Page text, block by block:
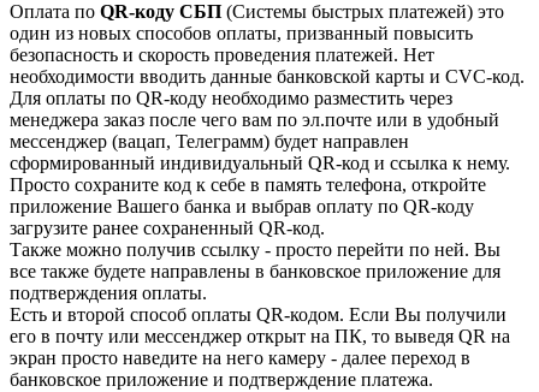
Оплата по QR-коду СБП (Системы быстрых платежей) это
один из новых способов оплаты, призванный повысить
безопасность и скорость проведения платежей. Нет
необходимости вводить данные банковской карты и CVC-код.
Для оплаты по QR-коду необходимо разместить через
менеджера заказ после чего вам по эл.почте или в удобный
мессенджер (вацап, Телеграмм) будет направлен
сформированный индивидуальный QR-код и ссылка к нему.
Просто сохраните код к себе в память телефона, откройте
приложение Вашего банка и выбрав оплату по QR-коду
загрузите ранее сохраненный QR-код.
Также можно получив ссылку - просто перейти по ней. Вы
все также будете направлены в банковское приложение для
подтверждения оплаты.
Есть и второй способ оплаты QR-кодом. Если Вы получили
его в почту или мессенджер открыт на ПК, то выведя QR на
экран просто наведите на него камеру - далее переход в
банковское приложение и подтверждение платежа.